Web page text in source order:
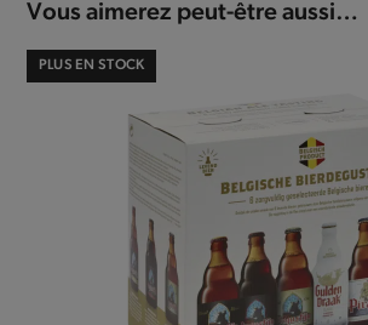
Vous aimerez peut-être aussi…
PLUS EN STOCK